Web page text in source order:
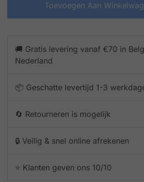
Toevoegen Aan
🚚 Gratis levering vanaf €70 in
Nederland
📦 Geschatte levertijd 1-3
🔄 Retourneren is mogelijk
🔒 Veilig & snel online afrekenen
⭐️ Klanten geven ons 10/10